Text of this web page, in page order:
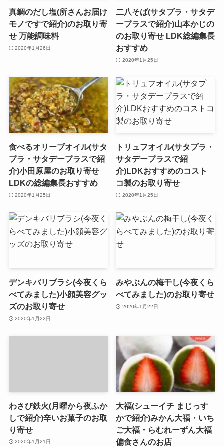
真鯛のだし塩(所さんお届け
モノですで紹介)のお取り寄
せ 万能調味料
2020年1月26日
二八そば(サタプラ・サタデ
ープラスで紹介)山本かじの
のお取り寄せ LDK総編集長
おすすめ
2020年1月25日
食べるオリーブオイル(サタ
プラ・サタデープラスで紹
介)小田原屋のお取り寄せ
LDKの総編集長おすすめ
2020年1月25日
トリュフオイル(サタプラ・
サタデープラスで紹
介)LDKおすすめのコスト
コ製のお取り寄せ
2020年1月25日
デンキバリブラシ(今夜くら
べてみました)小顔美容グッ
ズのお取り寄せ
2020年1月22日
みやぶんの梅干し(今夜くら
べてみました)のお取り寄せ
2020年1月22日
わさび鉄火(月曜から夜ふか
しで紹介)辛いお菓子のお取
り寄せ
2020年1月21日
大福(シューイチ まじっす
かで紹介)みかん大福・いち
ご大福・らむれーずん大福
偏食さんのお店